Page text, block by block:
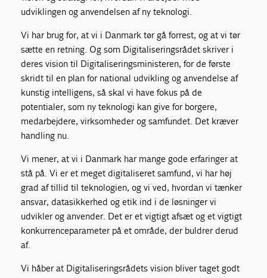
udviklingen og anvendelsen af ny teknologi.
Vi har brug for, at vi i Danmark tør gå forrest, og at vi tør
sætte en retning. Og som Digitaliseringsrådet skriver i
deres vision til Digitaliseringsministeren, for de første
skridt til en plan for national udvikling og anvendelse af
kunstig intelligens, så skal vi have fokus på de
potentialer, som ny teknologi kan give for borgere,
medarbejdere, virksomheder og samfundet. Det kræver
handling nu.
Vi mener, at vi i Danmark har mange gode erfaringer at
stå på. Vi er et meget digitaliseret samfund, vi har høj
grad af tillid til teknologien, og vi ved, hvordan vi tænker
ansvar, datasikkerhed og etik ind i de løsninger vi
udvikler og anvender. Det er et vigtigt afsæt og et vigtigt
konkurrenceparameter på et område, der buldrer derud
af.
Vi håber at Digitaliseringsrådets vision bliver taget godt